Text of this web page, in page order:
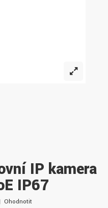
IP kamera
IP67
Ohodnotit